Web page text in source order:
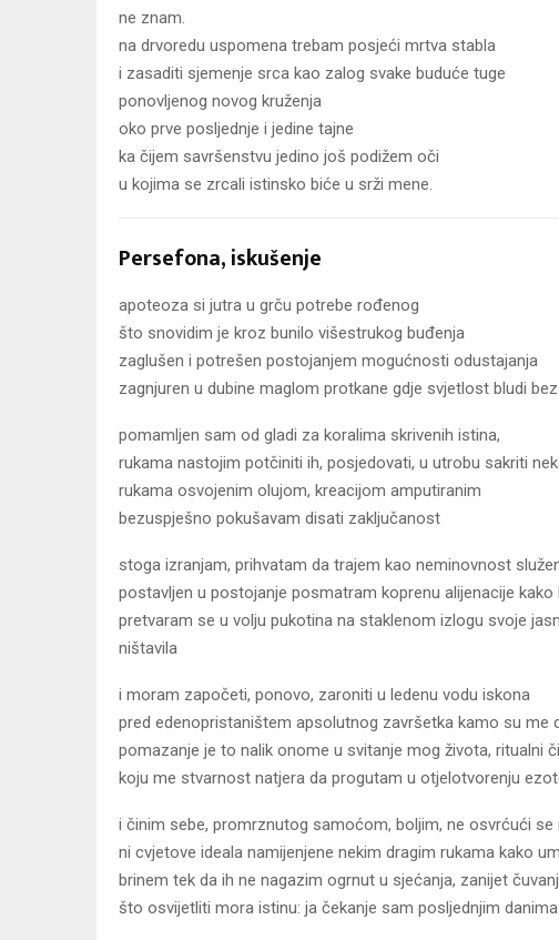
ne znam.
na drvoredu uspomena trebam posjeći mrtva stabla
i zasaditi sjemenje srca kao zalog svake buduće tuge
ponovljenog novog kruženja
oko prve posljednje i jedine tajne
ka čijem savršenstvu jedino još podižem oči
u kojima se zrcali istinsko biće u srži mene.
Persefona, iskušenje
apoteoza si jutra u grču potrebe rođenog
što snovidim je kroz bunilo višestrukog buđenja
zaglušen i potrešen postojanjem mogućnosti odustajanja
zagnjuren u dubine maglom protkane gdje svjetlost bludi
pomamljen sam od gladi za koralima skrivenih istina,
rukama nastojim potčiniti ih, posjedovati, u utrobu sakriti
rukama osvojenim olujom, kreacijom amputiranim
bezuspješno pokušavam disati zaključanost
stoga izranjam, prihvatam da trajem kao neminovnost
postavljen u postojanje posmatram koprenu alijenacije kako
pretvaram se u volju pukotina na staklenom izlogu svoje
ništavila
i moram započeti, ponovo, zaroniti u ledenu vodu iskona
pred edenopristaništem apsolutnog završetka kamo su me
pomazanje je to nalik onome u svitanje mog života, ritualni
koju me stvarnost natjera da progutam u otjelotvorenju
i činim sebe, promrznutog samoćom, boljim, ne osvrćući se
ni cvjetove ideala namijenjene nekim dragim rukama kako
brinem tek da ih ne nagazim ogrnut u sjećanja, zanijet
što osvijetliti mora istinu: ja čekanje sam posljednjim danima.